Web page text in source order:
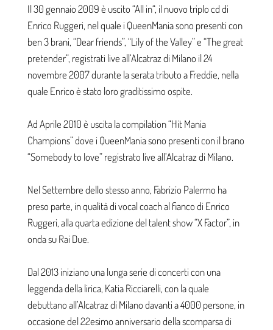
Il 30 gennaio 2009 è uscito “All in“, il nuovo triplo cd di
Enrico Ruggeri, nel quale i QueenMania sono presenti con
ben 3 brani, “Dear friends”, “Lily of the Valley” e “The great
pretender”, registrati live all’Alcatraz di Milano il 24
novembre 2007 durante la serata tributo a Freddie, nella
quale Enrico è stato loro graditissimo ospite.
Ad Aprile 2010 è uscita la compilation “Hit Mania
Champions” dove i QueenMania sono presenti con il brano
“Somebody to love” registrato live all’Alcatraz di Milano.
Nel Settembre dello stesso anno, Fabrizio Palermo ha
preso parte, in qualità di vocal coach al fianco di Enrico
Ruggeri, alla quarta edizione del talent show “X Factor”, in
onda su Rai Due.
Dal 2013 iniziano una lunga serie di concerti con una
leggenda della lirica, Katia Ricciarelli, con la quale
debuttano all’Alcatraz di Milano davanti a 4000 persone, in
occasione del 22esimo anniversario della scomparsa di